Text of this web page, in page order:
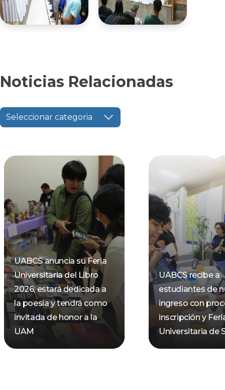
Noticias Relacionadas
Seleccionar categoria
UABCS anuncia su Feria
Universitaria del Libro
2026; estará dedicada a
la poesía y tendrá como
invitada de honor a la
UAM
UABCS recibe a
estudiantes de
ingreso con
inscripción y
Universitaria de